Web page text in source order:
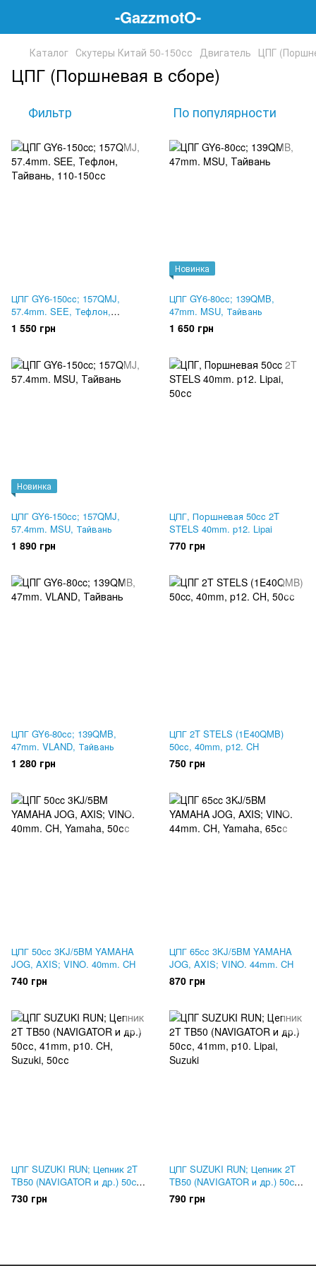
-GazzmotO-
Каталог Скутеры Китай 50-150сс Двигатель ЦПГ
ЦПГ (Поршневая в сборе)
Фильтр По популярности
ЦПГ GY6-150cc; 157QMJ,
57.4mm. SEE, Тефлон,
Тайвань
1 550 грн
Новинка
ЦПГ GY6-80cc; 139QMB,
47mm. MSU, Тайвань
1 650 грн
Новинка
ЦПГ GY6-150cc; 157QMJ,
57.4mm. MSU, Тайвань
1 890 грн
ЦПГ, Поршневая 50cc 2T
STELS 40mm. p12. Lipai
770 грн
ЦПГ GY6-80cc; 139QMB,
47mm. VLAND, Тайвань
1 280 грн
ЦПГ 2T STELS (1E40QMB)
50cc, 40mm, p12. CH
750 грн
ЦПГ 50cc 3KJ/5BM YAMAHA
JOG, AXIS; VINO. 40mm. CH
740 грн
ЦПГ 65cc 3KJ/5BM YAMAHA
JOG, AXIS; VINO. 44mm. CH
870 грн
ЦПГ SUZUKI RUN; Цепник 2T
TB50 (NAVIGATOR и др.) 50сс,
41mm, p10. CH
730 грн
ЦПГ SUZUKI RUN; Цепник 2T
TB50 (NAVIGATOR и др.) 50сс,
41mm, p10. Lipai
790 грн